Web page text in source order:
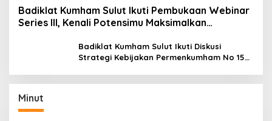
Badiklat Kumham Sulut Ikuti Pembukaan Webinar
Series III, Kenali Potensimu Maksimalkan
Badiklat Kumham Sulut Ikuti Diskusi
Strategi Kebijakan Permenkumham No 15
Minut